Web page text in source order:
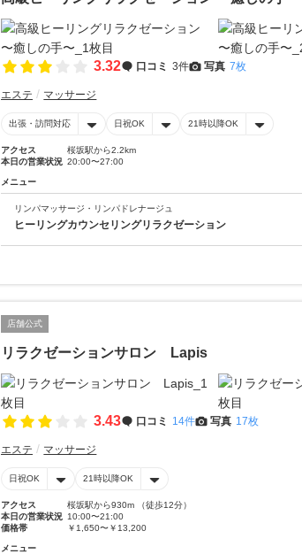
3.32 口コミ 3件 写真 7枚
エステ マッサージ
出張・訪問対応 日祝OK 21時以降OK
アクセス
桜坂駅から2.2km
本日の営業状況 20:00〜27:00
メニュー
リンパマッサージ・リンパドレナージュ
ヒーリングカウンセリングリラクゼーション
店舗公式
リラクゼーションサロン Lapis
3.43 口コミ 14件 写真 17枚
エステ マッサージ
日祝OK 21時以降OK
アクセス
桜坂駅から930m （徒歩12分）
本日の営業状況 10:00〜21:00
価格帯
￥1,650〜￥13,200
メニュー